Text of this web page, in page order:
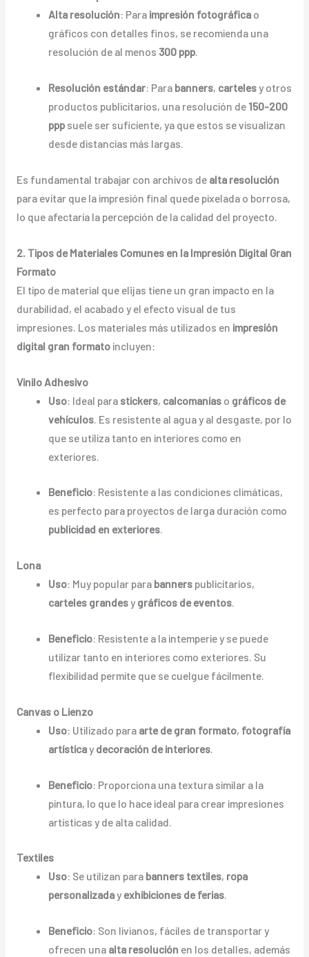
Alta resolución: Para impresión fotográfica o
gráficos con detalles finos, se recomienda una
resolución de al menos 300 ppp.
Resolución estándar: Para banners, cartelesy otros
productos publicitarios, una resolución de 150-200
ppp suele ser suficiente, ya que estos se visualizan
desde distancias más largas.
Es fundamental trabajar con archivos de alta resolución
para evitar que la impresión final quede pixelada o borrosa,
lo que afectaría la percepción de la calidad del proyecto.
2. Tipos de Materiales Comunes en la Impresión Digital Gran
Formato
El tipo de material que elijas tiene un gran impacto en la
durabilidad, el acabado y el efecto visual de tus
impresiones. Los materiales más utilizados en impresión
digital gran formatoincluyen:
Vinilo Adhesivo
Uso: Ideal para stickers, calcomanías o gráficos de
vehículos . Es resistente al agua y al desgaste, por lo
que se utiliza tanto en interiores como en
exteriores.
Beneficio: Resistente a las condiciones climáticas,
es perfecto para proyectos de larga duración como
publicidad en exteriores.
Lona
Uso: Muy popular para banners publicitarios,
carteles grandesy gráficos de eventos.
Beneficio: Resistente a la intemperie y se puede
utilizar tanto en interiores como exteriores. Su
flexibilidad permite que se cuelgue fácilmente.
Canvas o Lienzo
Uso: Utilizado para arte de gran formato, fotografía
artísticay decoración de interiores
Beneficio: Proporciona una textura similar a la
pintura, lo que lo hace ideal para crear impresiones
artísticas y de alta calidad.
Textiles
Uso: Se utilizan para banners textiles, ropa
personalizaday exhibiciones de ferias.
Beneficio: Son livianos, fáciles de transportar y
ofrecen una alta resolución en los detalles, además